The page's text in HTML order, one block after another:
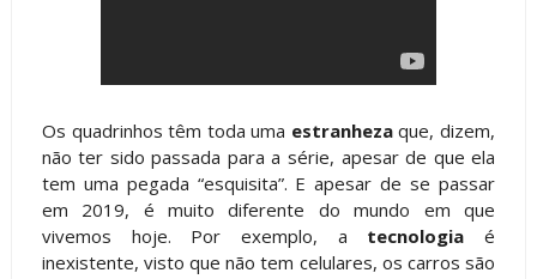
Os quadrinhos têm toda uma estranhezaque, dizem,
não ter sido passada para a série, apesar de que ela
tem uma pegada “esquisita”. E apesar de se passar
em 2019, é muito diferente do mundo em que
vivemos hoje. Por exemplo, a tecnologia é
inexistente, visto que não tem celulares, os carros são